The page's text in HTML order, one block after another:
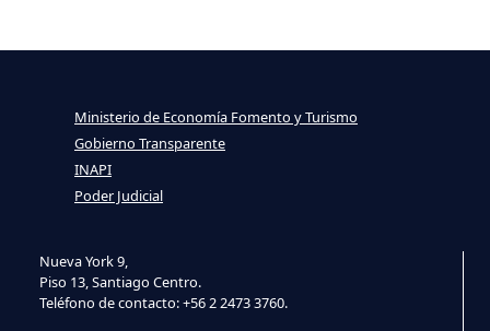
Nueva York 9,
Piso 13, Santiago Centro.
Teléfono de contacto: +56 2 2473 3760.
Ministerio de Economía Fomento y Turismo
Gobierno Transparente
INAPI
Poder Judicial